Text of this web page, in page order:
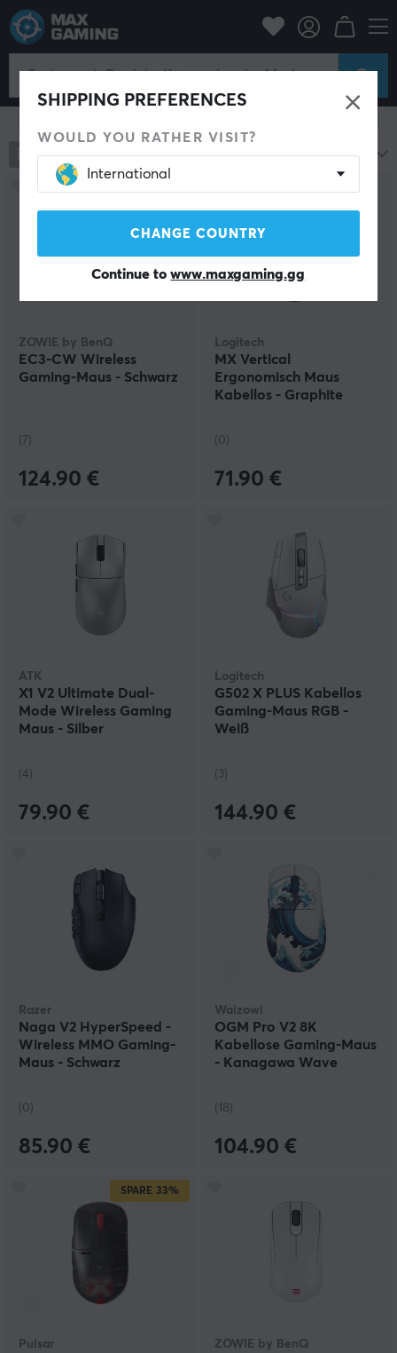
SHIPPING PREFERENCES
WOULD YOU RATHER VISIT?
International
CHANGE COUNTRY
Continue towww.maxgaming.gg
PC-Zubehör Gaming-Maus Kabellos
Kabellos
787 Produkte Beliebteste
ZOWIE by BenQ
EC3-CW Wireless
Gaming-Maus - Schwarz
(7)
124.90 €
Logitech
MX Vertical
Ergonomisch Maus
Kabellos - Graphite
(0)
71.90 €
ATK
X1 V2 Ultimate Dual-
Mode Wireless Gaming
Maus - Silber
(4)
79.90 €
Logitech
G502 X PLUS Kabellos
Gaming-Maus RGB -
Weiß
(3)
144.90 €
Razer
Naga V2 HyperSpeed -
Wireless MMO Gaming-
Maus - Schwarz
(0)
85.90 €
Waizowl
OGM Pro V2 8K
Kabellose Gaming-Maus
- Kanagawa Wave
(18)
104.90 €
SPARE 33%
Pulsar ZOWIE by BenQ